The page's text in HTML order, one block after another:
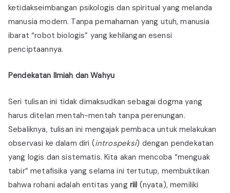
ketidakseimbangan psikologis dan spiritual yang melanda
manusia modern. Tanpa pemahaman yang utuh, manusia
ibarat “robot biologis” yang kehilangan esensi
penciptaannya.
Pendekatan Ilmiah dan Wahyu
Seri tulisan ini tidak dimaksudkan sebagai dogma yang
harus ditelan mentah-mentah tanpa perenungan.
Sebaliknya, tulisan ini mengajak pembaca untuk melakukan
observasi ke dalam diri (introspeksi) dengan pendekatan
yang logis dan sistematis. Kita akan mencoba “menguak
tabir” metafisika yang selama ini tertutup, membuktikan
bahwa rohani adalah entitas yang riil (nyata), memiliki